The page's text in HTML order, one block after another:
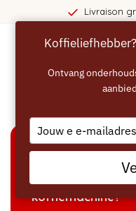
Livraison
Welke producten
koffiemachine?
Ontvang
Type
your
email